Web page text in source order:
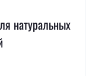
натуральных